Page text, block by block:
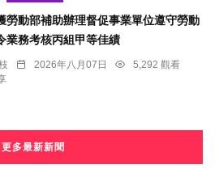
勞動部補助辦理督促事業單位遵守勞動
業務考核丙組甲等佳績
2026年八月07日
5,292 觀看
更多最新新聞